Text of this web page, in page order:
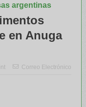
argentinas
en Anuga
Correo Electrónico